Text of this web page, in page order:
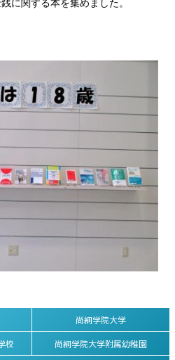
尚絅学院大学
校
尚絅学院大学附属幼稚園